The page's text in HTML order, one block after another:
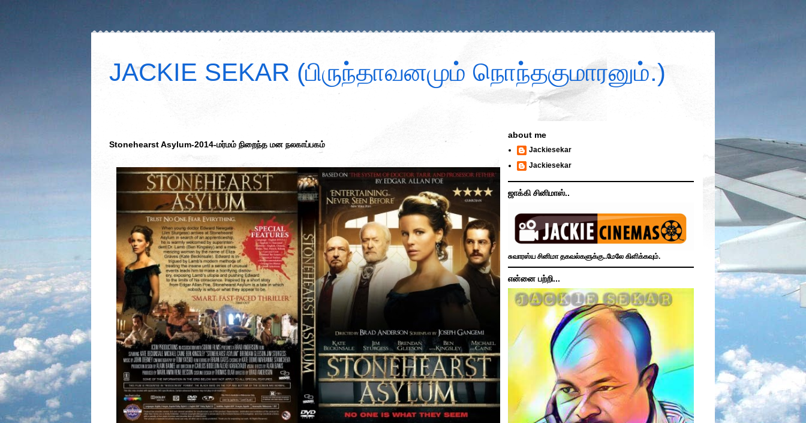
JACKIE SEKAR (பிருந்தாவனமும் நொந்தகுமாரனும்.)
Stonehearst Asylum-2014-மர்மம் நிறைந்த மன நலகாப்பகம்
about me
Jackiesekar
Jackiesekar
ஜாக்கி சினிமாஸ்..
சுவாரஸ்ய சினிமா தகவல்களுக்கு..மேலே கிளிக்கவும்.
என்னை பற்றி...